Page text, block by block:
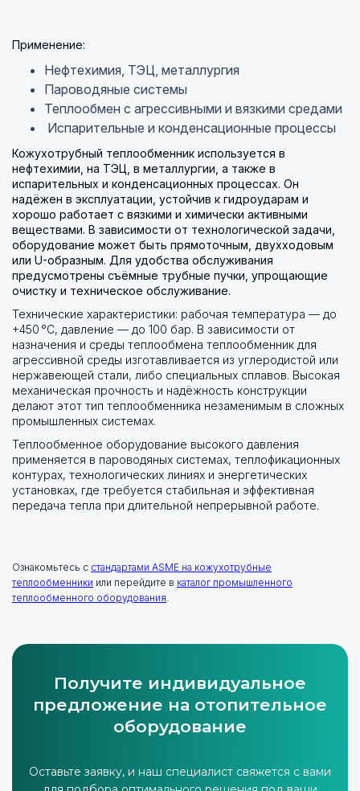
Применение:
Нефтехимия, ТЭЦ, металлургия
Пароводяные системы
Теплообмен с агрессивными и вязкими средами
Испарительные и конденсационные процессы
Кожухотрубный теплообменник используется в
нефтехимии, на ТЭЦ, в металлургии, а также в
испарительных и конденсационных процессах. Он
надёжен в эксплуатации, устойчив к гидроударам и
хорошо работает с вязкими и химически активными
веществами. В зависимости от технологической задачи,
оборудование может быть прямоточным, двухходовым
или U-образным. Для удобства обслуживания
предусмотрены съёмные трубные пучки, упрощающие
очистку и техническое обслуживание.
Технические характеристики: рабочая температура — до
+450 °C, давление — до 100 бар. В зависимости от
назначения и среды теплообмена теплообменник для
агрессивной среды изготавливается из углеродистой или
нержавеющей стали, либо специальных сплавов. Высокая
механическая прочность и надёжность конструкции
делают этот тип теплообменника незаменимым в сложных
промышленных системах.
Теплообменное оборудование высокого давления
применяется в пароводяных системах, теплофикационных
контурах, технологических линиях и энергетических
установках, где требуется стабильная и эффективная
передача тепла при длительной непрерывной работе.
Ознакомьтесь с стандартами ASME на кожухотрубные
теплообменники или перейдите в каталог промышленного
теплообменного оборудования.
Получите индивидуальное
предложение на отопительное
оборудование
Оставьте заявку, и наш специалист свяжется с вами